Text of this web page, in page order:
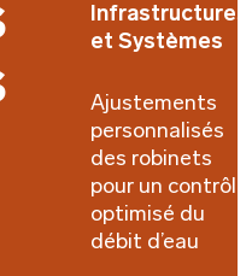
Infrastructures
et Systèmes
Ajustements
personnalisés
des robinets
pour un contrôle
optimisé du
débit d’eau